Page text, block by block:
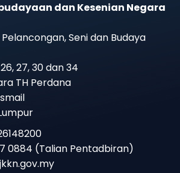
dan Kesenian Negara
Seni dan Budaya
26, 27, 30 dan 34
TH Perdana
0884 (Talian Pentadbiran)